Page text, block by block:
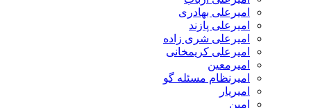
امیرعلی بهادری
امیرعلی پازند
امیرعلی شری زاده
امیرعلی کریمخانی
امیرمعین
امیرنظام مسئله گو
امیریار
امین